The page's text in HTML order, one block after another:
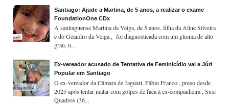
Santiago: Ajude a Martina, de 5 anos, a realizar o exame
FoundationOne CDx
A santiaguense Martina da Veiga, de 5 anos, filha da Aline Silveira
e do Geandro da Veiga , foi diagnosticada com um glioma de alto
grau, u...
Ex-vereador acusado de Tentativa de Feminicídio vai a Júri
Popular em Santiago
O ex-vereador da Câmara de Jaguari, Fábio Franco , preso desde
2025 após tentar matar com golpes de faca à ex-companheira , Susi
Quadros (36...